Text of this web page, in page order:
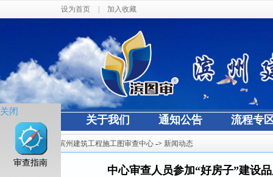
设为首页 加入收藏
网站首页 关于我们 通知公告 流程专
当前位置： 滨州建筑工程施工图审查中心 ->新闻动态
中心审查人员参加“好房子”建设
关闭
审查指南